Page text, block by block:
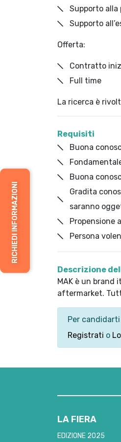
RICHIEDI INFORMAZIONI
Supporto alla
Supporto
Offerta:
Contratto
Full time
La ricerca è
Requisiti
Buona
Buona
Gradita
saranno
Propensione
Persona
Descrizione
MAK è un brand
aftermarket.
Per
Registrati o
LA FIERA
EDIZIONE 2025